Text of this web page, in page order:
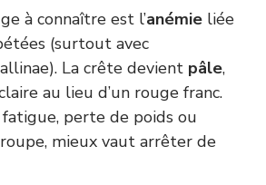
à connaître est l’anémie liée
(surtout avec
La crête devient pâle,
au lieu d’un rouge franc.
perte de poids ou
mieux vaut arrêter de